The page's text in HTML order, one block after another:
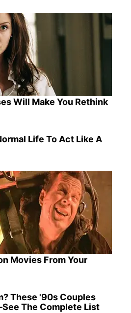
Will Make You Rethink
Life To Act Like A
Movies From Your
These '90s Couples
The Complete List